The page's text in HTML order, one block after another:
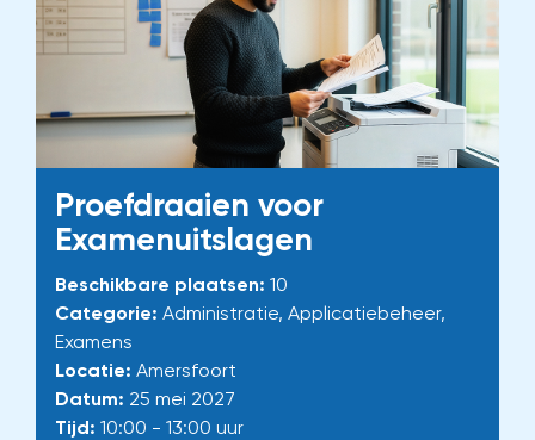
Proefdraaien voor
Examenuitslagen
Beschikbare plaatsen: 10
Categorie: Administratie, Applicatiebeheer,
Examens
Locatie: Amersfoort
Datum: 25 mei 2027
Tijd: 10:00 - 13:00 uur